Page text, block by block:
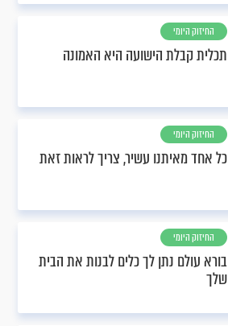
החיזוק היומי
תכלית קבלת הישועה היא האמונה
החיזוק היומי
כל אחד מאיתנו עשיר, צריך לראות זאת
החיזוק היומי
בורא עולם נתן לך כלים לבנות את הבית
שלך